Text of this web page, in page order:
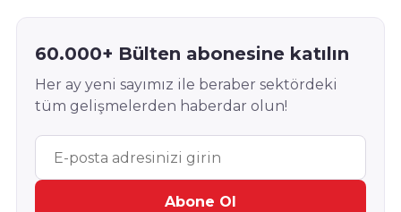
60.000+ Bülten abonesine katılın
Her ay yeni sayımız ile beraber sektördeki
tüm gelişmelerden haberdar olun!
Abone Ol